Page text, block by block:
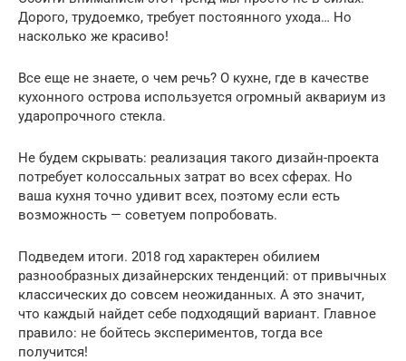
Дорого, трудоемко, требует постоянного ухода… Но
насколько же красиво!
Все еще не знаете, о чем речь? О кухне, где в качестве
кухонного острова используется огромный аквариум из
ударопрочного стекла.
Не будем скрывать: реализация такого дизайн-проекта
потребует колоссальных затрат во всех сферах. Но
ваша кухня точно удивит всех, поэтому если есть
возможность — советуем попробовать.
Подведем итоги. 2018 год характерен обилием
разнообразных дизайнерских тенденций: от привычных
классических до совсем неожиданных. А это значит,
что каждый найдет себе подходящий вариант. Главное
правило: не бойтесь экспериментов, тогда все
получится!